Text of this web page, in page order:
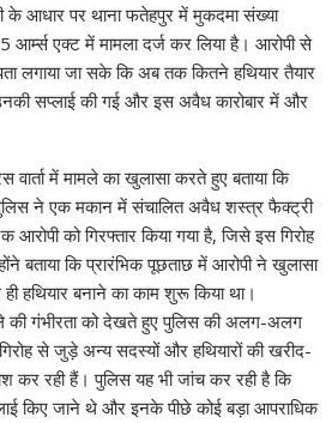
के आधार पर थाना फतेहपुर में मुकदमा संख्या
एक्ट में मामला दर्ज कर लिया है। आरोपी से
लगाया जा सके कि अब तक कितने हथियार तैयार
सप्लाई की गई और इस अवैध कारोबार में और
वार्ता में मामले का खुलासा करते हुए बताया कि
ने एक मकान में संचालित अवैध शस्त्र फैक्ट्री
को गिरफ्तार किया गया है, जिसे इस गिरोह
बताया कि प्रारंभिक पूछताछ में आरोपी ने खुलासा
हथियार बनाने का काम शुरू किया था।
की गंभीरता को देखते हुए पुलिस की अलग-अलग
से जुड़े अन्य सदस्यों और हथियारों की खरीद-
कर रही हैं। पुलिस यह भी जांच कर रही है कि
किए जाने थे और इनके पीछे कोई बड़ा आपराधिक